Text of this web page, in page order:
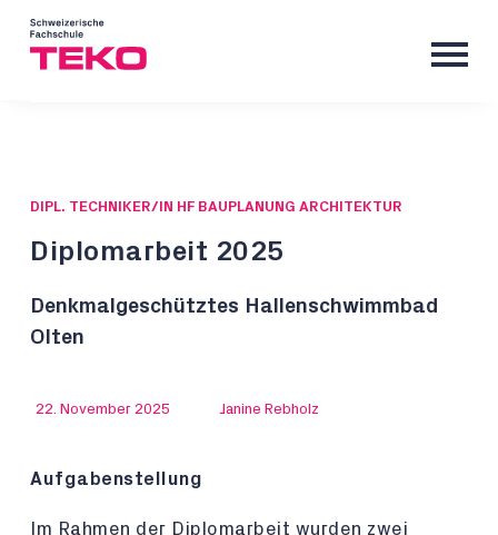
DIPL. TECHNIKER/IN HF BAUPLANUNG ARCHITEKTUR
Diplomarbeit 2025
Denkmalgeschütztes Hallenschwimmbad
Olten
22. November 2025 Janine Rebholz
Aufgabenstellung
Im Rahmen der Diplomarbeit wurden zwei